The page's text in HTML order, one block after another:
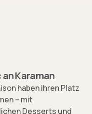
an Karaman
haben ihren Platz
– mit
Desserts und